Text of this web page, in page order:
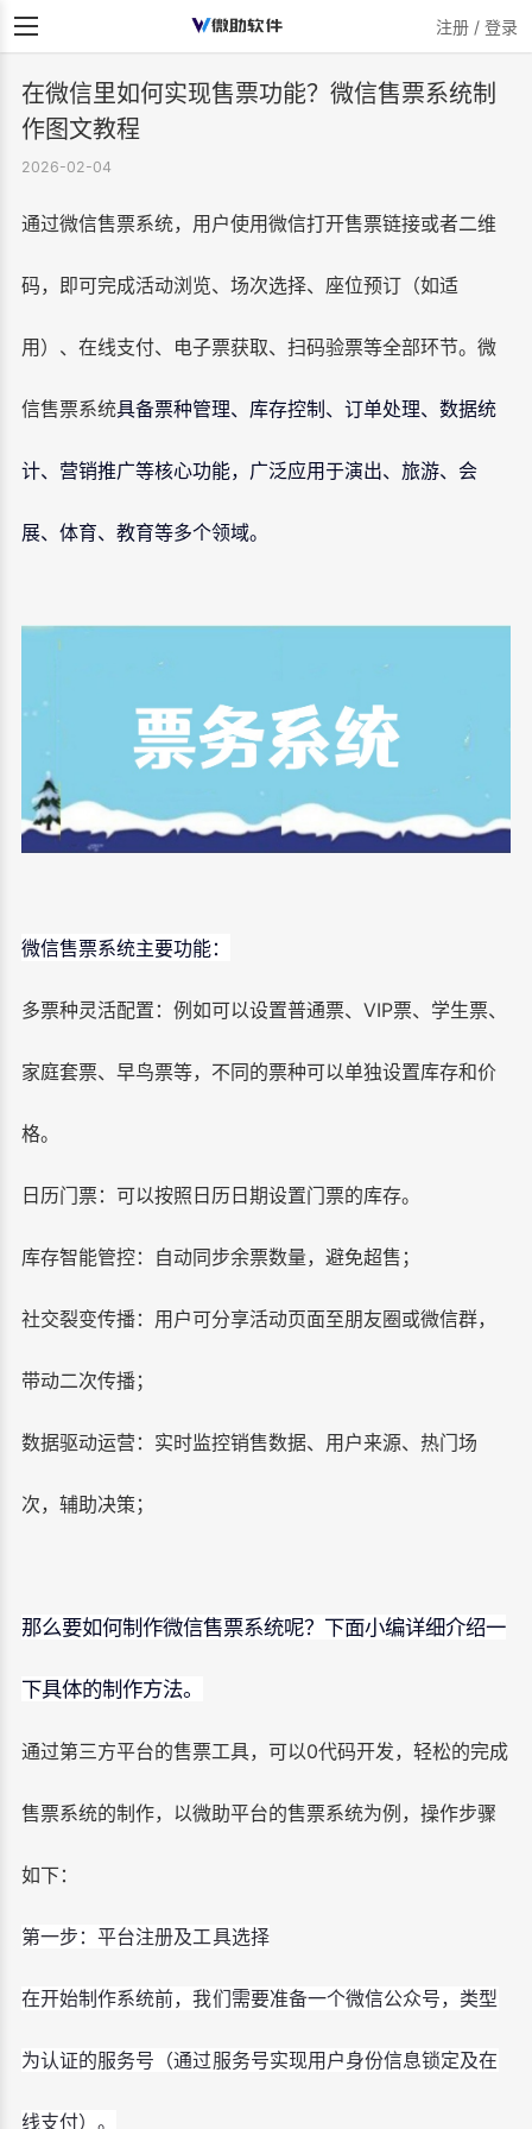
注册 / 登录
在微信里如何实现售票功能？微信售票系统制
作图文教程
2026-02-04
通过微信售票系统，用户使用微信打开售票链接或者二维
码，即可完成活动浏览、场次选择、座位预订（如适
用）、在线支付、电子票获取、扫码验票等全部环节。微
信售票系统具备票种管理、库存控制、订单处理、数据统
计、营销推广等核心功能，广泛应用于演出、旅游、会
展、体育、教育等多个领域。
微信售票系统主要功能：
多票种灵活配置 ：例如可以设置普通票、VIP票、学生票、
家庭套票、早鸟票等，不同的票种可以单独设置库存和价
格。
日历门票：可以按照日历日期设置门票的库存。
库存智能管控：自动同步余票数量，避免超售；
社交裂变传播：用户可分享活动页面至朋友圈或微信群，
带动二次传播；
数据驱动运营 ：实时监控销售数据、用户来源、热门场
次，辅助决策；
那么要如何制作微信售票系统呢？下面小编详细介绍一
下具体的制作方法。
通过第三方平台的售票工具，可以0代码开发，轻松的完成
售票系统的制作，以微助平台的售票系统为例，操作步骤
如下：
第一步：平台注册及工具选择
在开始制作系统前，我们需要准备一个微信公众号，类型
为认证的服务号（通过服务号实现用户身份信息锁定及在
线支付）。